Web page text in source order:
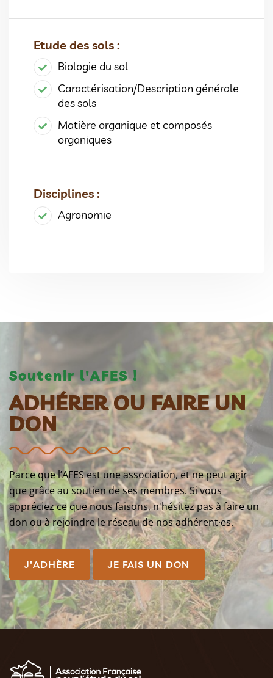
Etude des sols :
Biologie du sol
Caractérisation/Description générale
des sols
Matière organique et composés
organiques
Disciplines :
Agronomie
Soutenir l'AFES !
ADHÉRER OU FAIRE UN
DON
Parce que l’AFES est une association, et ne peut agir
que grâce au soutien de ses membres. Si vous
appréciez ce que nous faisons, n'hésitez pas à faire un
don ou à rejoindre le réseau de nos adhérent·es.
J'ADHÈRE JE FAIS UN DON